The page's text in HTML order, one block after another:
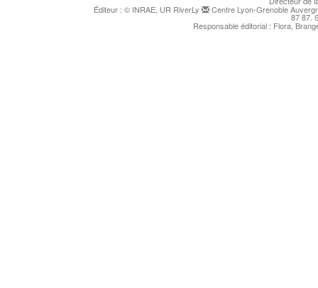
Éditeur : © INRAE, UR RiverLy Centre Lyon-Grenoble
87 87.
Responsable éditorial : Flora,